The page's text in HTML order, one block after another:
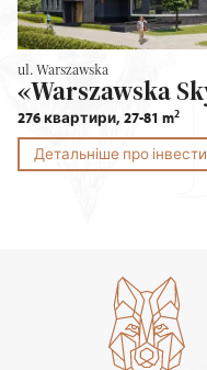
«Warszawska
ul. Warszawska
276 квартири, 27-81 m2
Детальніше про